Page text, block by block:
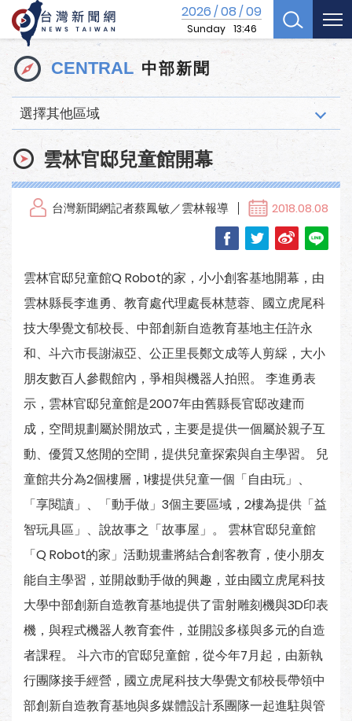
2026/08/09
Sunday 13:46
CENTRAL 中部新聞
選擇其他區域
雲林官邸兒童館開幕
台灣新聞網記者蔡鳳敏／雲林報導 2018.08.08
雲林官邸兒童館Q Robot的家，小小創客基地開幕，由
雲林縣長李進勇、教育處代理處長林慧蓉、國立虎尾科
技大學覺文郁校長、中部創新自造教育基地主任許永
和、斗六市長謝淑亞、公正里長鄭文成等人剪綵，大小
朋友數百人參觀館內，爭相與機器人拍照。 李進勇表
示，雲林官邸兒童館是2007年由舊縣長官邸改建而
成，空間規劃屬於開放式，主要是提供一個屬於親子互
動、優質又悠閒的空間，提供兒童探索與自主學習。 兒
童館共分為2個樓層，1樓提供兒童一個「自由玩」、
「享閱讀」、「動手做」3個主要區域，2樓為提供「益
智玩具區」、說故事之「故事屋」。 雲林官邸兒童館
「Q Robot的家」活動規畫將結合創客教育，使小朋友
能自主學習，並開啟動手做的興趣，並由國立虎尾科技
大學中部創新自造教育基地提供了雷射雕刻機與3D印表
機，與程式機器人教育套件，並開設多樣與多元的自造
者課程。 斗六市的官邸兒童館，從今年7月起，由新執
行團隊接手經營，國立虎尾科技大學覺文郁校長帶領中
部創新自造教育基地與多媒體設計系團隊一起進駐與管